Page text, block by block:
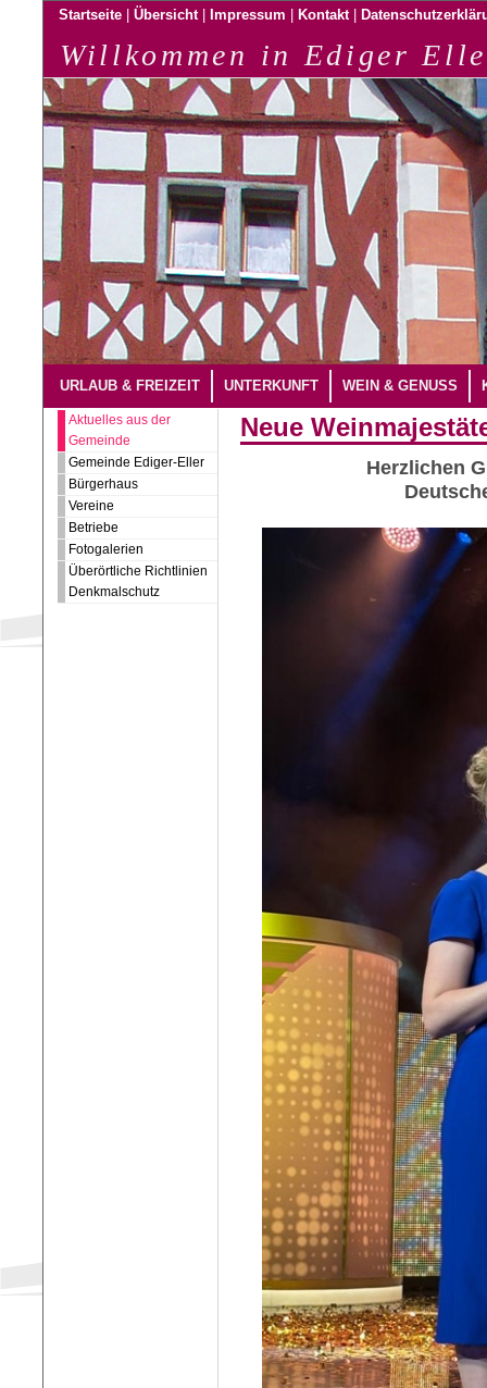
Startseite Übersicht Impressum Kontakt
Willkommen in Ediger
URLAUB & FREIZEIT UNTERKUNFT WEIN & GENUSS
Aktuelles aus der
Gemeinde
Gemeinde Ediger-Eller
Bürgerhaus
Vereine
Betriebe
Fotogalerien
Überörtliche Richtlinien
Denkmalschutz
Neue
Herzlichen